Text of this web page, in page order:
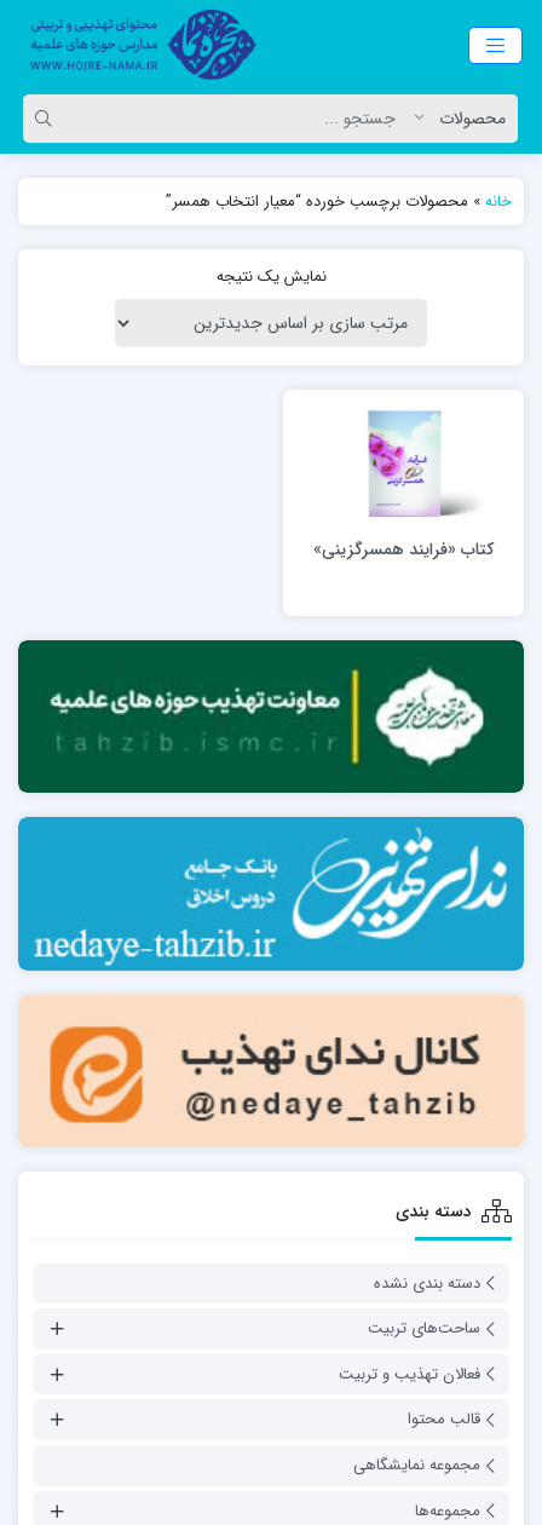
خانه» محصولات برچسب خورده “معیار انتخاب همسر”
نمایش یک نتیجه
کتاب «فرایند همسرگزینی»
دسته بندی
دسته بندی نشده
ساحت‌های تربیت
فعالان تهذیب و تربیت
قالب محتوا
مجموعه نمایشگاهی
مجموعه‌ها